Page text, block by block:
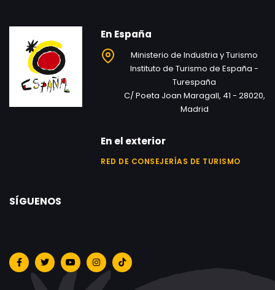
En España
Ministerio de Industria y Turismo
Instituto de Turismo de España -
Turespaña
C/ Poeta Joan Maragall, 41 - 28020,
Madrid
En el exterior
RED DE CONSEJERÍAS DE TURISMO
SÍGUENOS